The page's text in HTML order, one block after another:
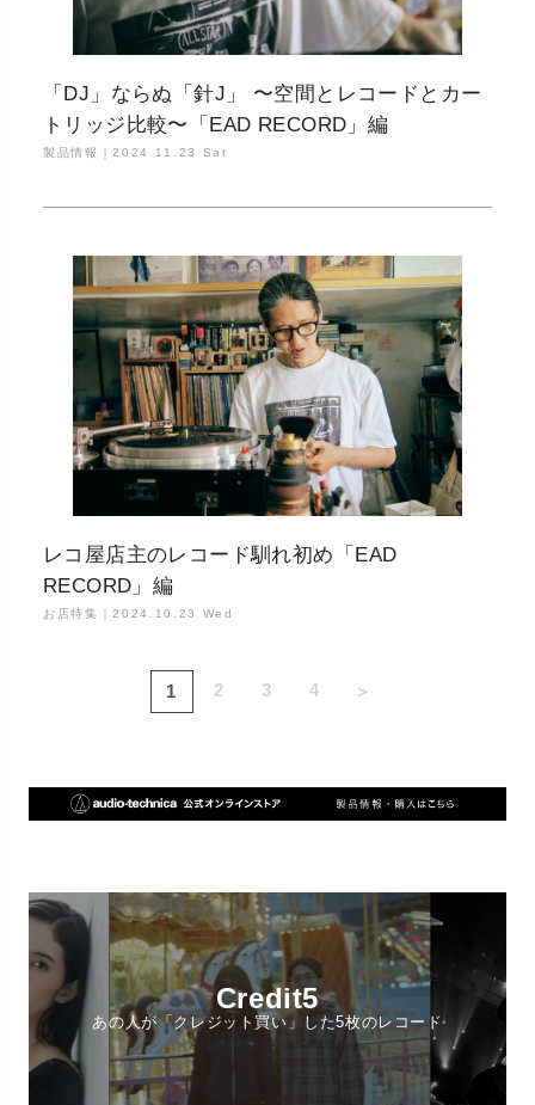
「DJ」ならぬ「針J」 〜空間とレコードとカー
トリッジ比較〜「EAD RECORD」編
製品情報｜2024.11.23 Sat
レコ屋店主のレコード馴れ初め「EAD
RECORD」編
お店特集｜2024.10.23 Wed
1 2 3 4 ＞
Credit5
あの人が「クレジット買い」した5枚のレコード